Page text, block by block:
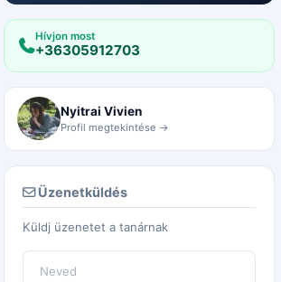
Hívjon most
+36305912703
Nyitrai Vivien
Profil megtekintése →
Üzenetküldés
Küldj üzenetet a tanárnak